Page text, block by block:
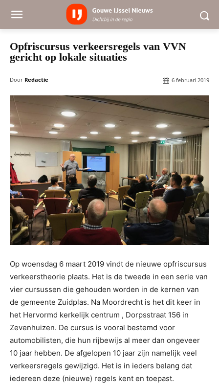
Opfriscursus verkeersregels van VVN
gericht op lokale situaties
Door Redactie 6 februari 2019
Op woensdag 6 maart 2019 vindt de nieuwe opfriscursus
verkeerstheorie plaats. Het is de tweede in een serie van
vier cursussen die gehouden worden in de kernen van
de gemeente Zuidplas. Na Moordrecht is het dit keer in
het Hervormd kerkelijk centrum , Dorpsstraat 156 in
Zevenhuizen. De cursus is vooral bestemd voor
automobilisten, die hun rijbewijs al meer dan ongeveer
10 jaar hebben. De afgelopen 10 jaar zijn namelijk veel
verkeersregels gewijzigd. Het is in ieders belang dat
iedereen deze (nieuwe) regels kent en toepast.